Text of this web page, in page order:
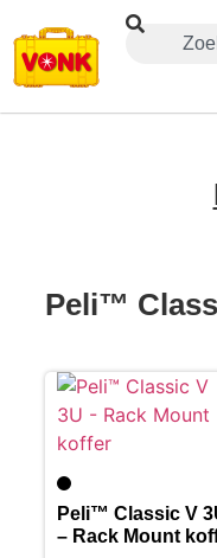
Peli™
Peli™ Classic V
– Rack Mount